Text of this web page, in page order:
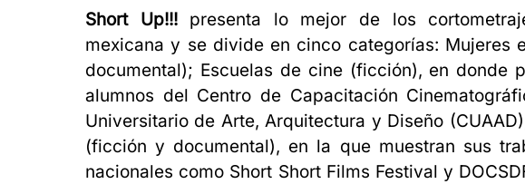
Short Up!!!presenta lo mejor de los
mexicana y se divide en cinco categorías: Mujeres
documental); Escuelas de cine (ficción), en donde
alumnos del Centro de Capacitación
Universitario de Arte, Arquitectura y Diseño
(ficción y documental), en la que muestran sus
nacionales como Short Short Films Festival y